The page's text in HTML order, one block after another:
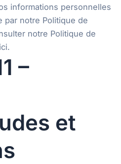
informations personnelles
par notre Politique de
notre Politique de
–
et